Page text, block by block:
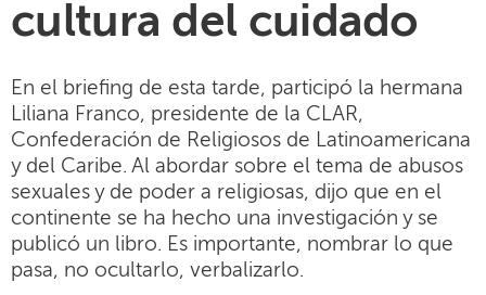
cultura del cuidado
En el briefing de esta tarde, participó la hermana
Liliana Franco, presidente de la CLAR,
Confederación de Religiosos de Latinoamericana
y del Caribe. Al abordar sobre el tema de abusos
sexuales y de poder a religiosas, dijo que en el
continente se ha hecho una investigación y se
publicó un libro. Es importante, nombrar lo que
pasa, no ocultarlo, verbalizarlo.